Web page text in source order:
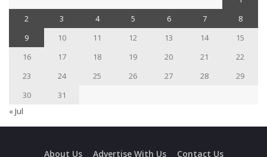
2
3 4 5 6 7
8
9
10 11 12 13 14
15
16
17 18 19 20 21
22
23
24 25 26 27 28
29
30
31
« Jul
About Us Advertise With Us Contact Us